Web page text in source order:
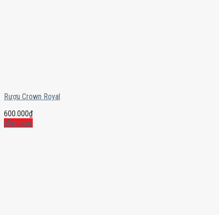
Rượu Crown Royal
600.000₫
Mua ngay